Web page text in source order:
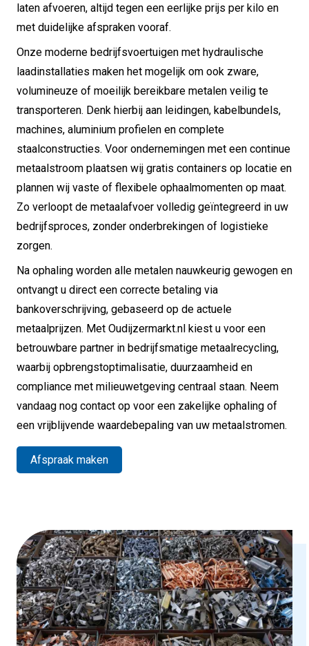
laten afvoeren, altijd tegen een eerlijke prijs per kilo en
met duidelijke afspraken vooraf.
Onze moderne bedrijfsvoertuigen met hydraulische
laadinstallaties maken het mogelijk om ook zware,
volumineuze of moeilijk bereikbare metalen veilig te
transporteren. Denk hierbij aan leidingen, kabelbundels,
machines, aluminium profielen en complete
staalconstructies. Voor ondernemingen met een continue
metaalstroom plaatsen wij gratis containers op locatie en
plannen wij vaste of flexibele ophaalmomenten op maat.
Zo verloopt de metaalafvoer volledig geïntegreerd in uw
bedrijfsproces, zonder onderbrekingen of logistieke
zorgen.
Na ophaling worden alle metalen nauwkeurig gewogen en
ontvangt u direct een correcte betaling via
bankoverschrijving, gebaseerd op de actuele
metaalprijzen. Met Oudijzermarkt.nl kiest u voor een
betrouwbare partner in bedrijfsmatige metaalrecycling,
waarbij opbrengstoptimalisatie, duurzaamheid en
compliance met milieuwetgeving centraal staan. Neem
vandaag nog contact op voor een zakelijke ophaling of
een vrijblijvende waardebepaling van uw metaalstromen.
Afspraak maken